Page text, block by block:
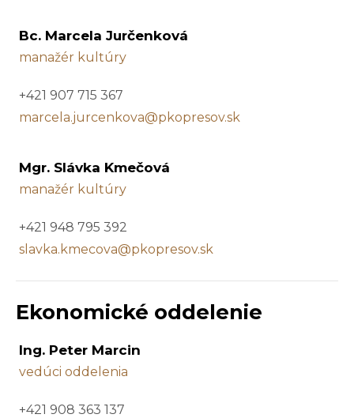
Bc. Marcela Jurčenková
manažér kultúry
+421 907 715 367
marcela.jurcenkova@pkopresov.sk
Mgr. Slávka Kmečová
manažér kultúry
+421 948 795 392
slavka.kmecova@pkopresov.sk
Ekonomické oddelenie
Ing. Peter Marcin
vedúci oddelenia
+421 908 363 137